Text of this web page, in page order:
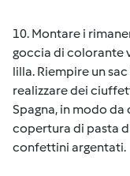
10. Montare i
goccia di colorante
lilla. Riempire un
realizzare dei
Spagna, in modo
copertura di pasta
confettini argentati.